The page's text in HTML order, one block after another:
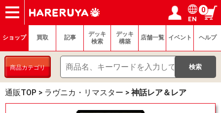
ショップ
買取
記事
デッキ検索
デッキ構築
選手一覧
店舗一覧
イベント
ヘルプ
お問い合わせ ログイン／会員登録
マイページ
EN
0
ショップ 買取 記事
デッキ
検索
デッキ
構築
店舗一覧 イベント ヘルプ
商品カテゴリ
通販TOP > ラヴニカ・リマスター > 神話レア＆レア